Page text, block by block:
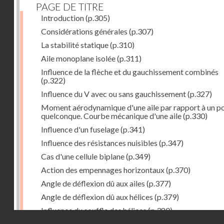
PAGE DE TITRE
Introduction(p.305)
Considérations générales (p.307)
La stabilité statique(p.310)
Aile monoplane isolée(p.311)
Influence de la flèche et du gauchissement combinés
(p.322)
Influence du V avec ou sans gauchissement(p.327)
Moment aérodynamique d'une aile par rapport à un
quelconque. Courbe mécanique d'une aile(p.330)
Influence d'un fuselage(p.341)
Influence des résistances nuisibles (p.347)
Cas d'une cellule biplane(p.349)
Action des empennages horizontaux(p.370)
Angle de déflexion dû aux ailes (p.377)
Angle de déflexion dû aux hélices (p.379)
Influence du souffle des hélices(p.380)